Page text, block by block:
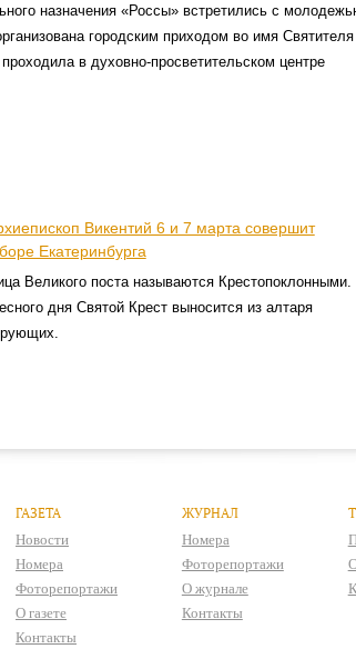
назначения «Россы» встретились с
городским приходом во имя Святителя
в духовно-просветительском центре
Викентий 6 и 7 марта совершит
Екатеринбурга
Великого поста называются Крестопоклонными.
дня Святой Крест выносится из алтаря
ГАЗЕТА
Новости
Номера
Фоторепортажи
О газете
Контакты
ЖУРНАЛ
Номера
Фоторепортажи
О журнале
Контакты